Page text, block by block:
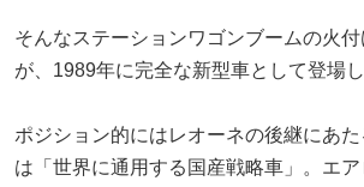
そんなステーションワゴンブームの火
が、1989年に完全な新型車として登場
ポジション的にはレオーネの後継にあ
は「世界に通用する国産戦略車」。エ